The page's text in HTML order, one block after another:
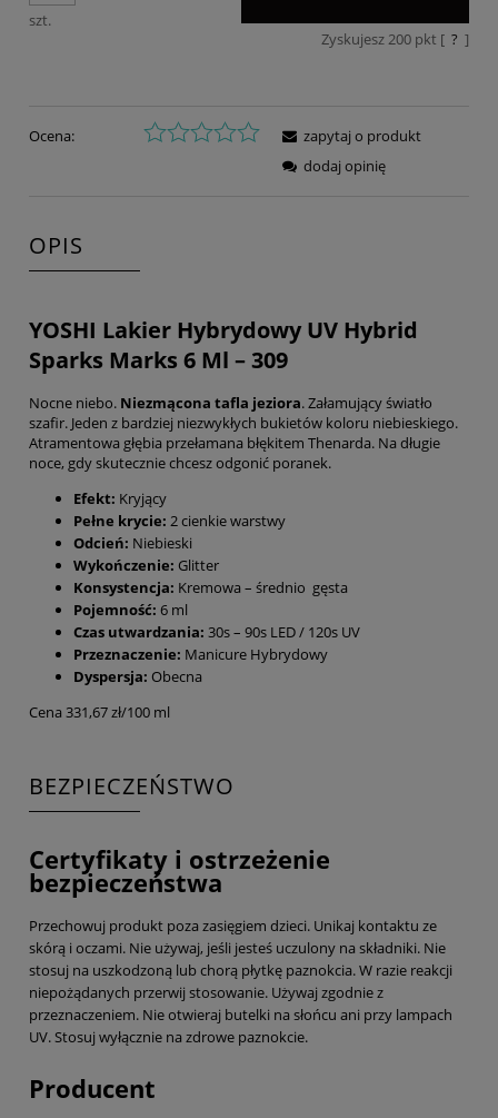
szt.
Zyskujesz200pkt [ ? ]
Ocena:
zapytaj o produkt
dodaj opinię
OPIS
YOSHI Lakier Hybrydowy UV Hybrid
Sparks Marks 6 Ml – 309
Nocne niebo. Niezmącona tafla jeziora. Załamujący światło
szafir. Jeden z bardziej niezwykłych bukietów koloru niebieskiego.
Atramentowa głębia przełamana błękitem Thenarda. Na długie
noce, gdy skutecznie chcesz odgonić poranek.
Efekt: Kryjący
Pełne krycie: 2 cienkie warstwy
Odcień: Niebieski
Wykończenie: Glitter
Konsystencja: Kremowa – średnio gęsta
Pojemność: 6 ml
Czas utwardzania: 30s – 90s LED / 120s UV
Przeznaczenie: Manicure Hybrydowy
Dyspersja: Obecna
Cena 331,67 zł/100 ml
BEZPIECZEŃSTWO
Certyfikaty i ostrzeżenie
bezpieczeństwa
Przechowuj produkt poza zasięgiem dzieci. Unikaj kontaktu ze
skórą i oczami. Nie używaj, jeśli jesteś uczulony na składniki. Nie
stosuj na uszkodzoną lub chorą płytkę paznokcia. W razie reakcji
niepożądanych przerwij stosowanie. Używaj zgodnie z
przeznaczeniem. Nie otwieraj butelki na słońcu ani przy lampach
UV. Stosuj wyłącznie na zdrowe paznokcie.
Producent